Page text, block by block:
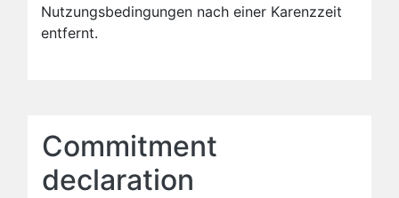
Nutzungsbedingungen nach einer Karenzzeit
entfernt.
Commitment
declaration